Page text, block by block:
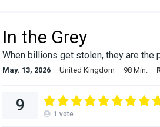
In the Grey
When billions get stolen, they are the
May. 13, 2026 United Kingdom 98 Min.
9 1 vote